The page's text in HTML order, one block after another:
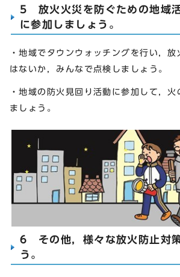
5 放火火災を防ぐための地域
に参加しましょう。
・地域でタウンウォッチングを行い，
はないか，みんなで点検しましょう。
・地域の防火見回り活動に参加して，火
ましょう。
6 その他，様々な放火防止対
う。